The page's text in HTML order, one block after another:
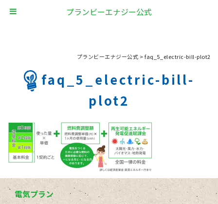
プランビーエナジー公式 >faq_5_electric-bill-plot2
faq_5_electric-bill-
plot2
電気プラン
プランビーエナジー公式